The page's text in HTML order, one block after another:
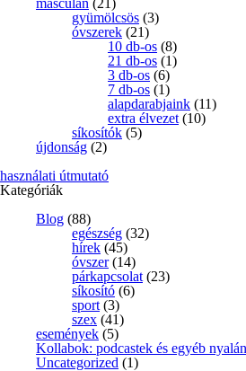
masculan (21)
gyümölcsös (3)
óvszerek (21)
10 db-os (8)
21 db-os (1)
3 db-os (6)
7 db-os (1)
alapdarabjaink (11)
extra élvezet (10)
síkosítók (5)
újdonság (2)
használati útmutató
Kategóriák
Blog (88)
egészség (32)
hírek (45)
óvszer(14)
párkapcsolat (23)
síkosító (6)
sport (3)
szex (41)
események (5)
Kollabok: podcastek és egyéb
Uncategorized (1)